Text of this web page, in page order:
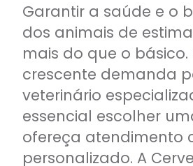
Garantir a saúde e o
dos animais de
mais do que o básico.
crescente demanda
veterinário
essencial escolher
ofereça atendimento
personalizado. A